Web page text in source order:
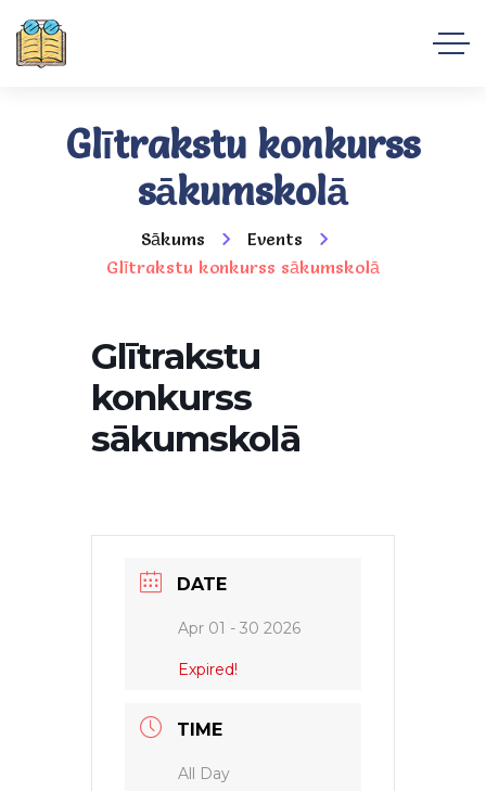
Glītrakstu konkurss
sākumskolā
Sākums
Events
Glītrakstu konkurss sākumskolā
Glītrakstu
konkurss
sākumskolā
DATE
Apr 01 - 30 2026
Expired!
TIME
All Day